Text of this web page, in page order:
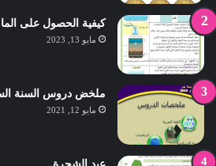
كيفية الحصول على
مايو 13, 2023
ملخض دروس السنة
مايو 12, 2021